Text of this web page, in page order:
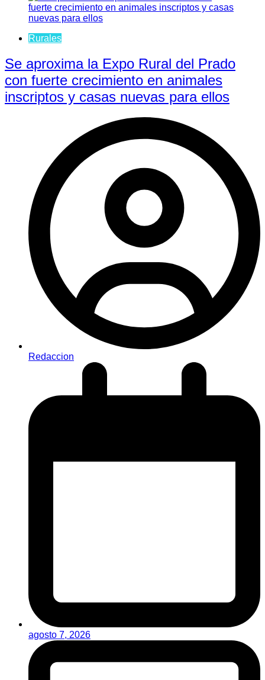
Rurales
Se aproxima la Expo Rural del Prado
con fuerte crecimiento en animales
inscriptos y casas nuevas para ellos
Redaccion
agosto 7, 2026